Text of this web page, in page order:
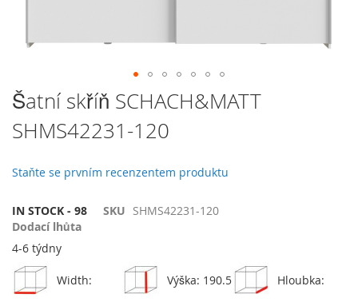
Přeskočit
na
začátek
galerie
obrázky
Šatní skříň SCHACH&MATT
SHMS42231-120
Staňte se prvním recenzentem produktu
IN STOCK - 98 SKU SHMS42231-120
Dodací lhůta
4-6 týdny
Width: Výška: 190.5 Hloubka: